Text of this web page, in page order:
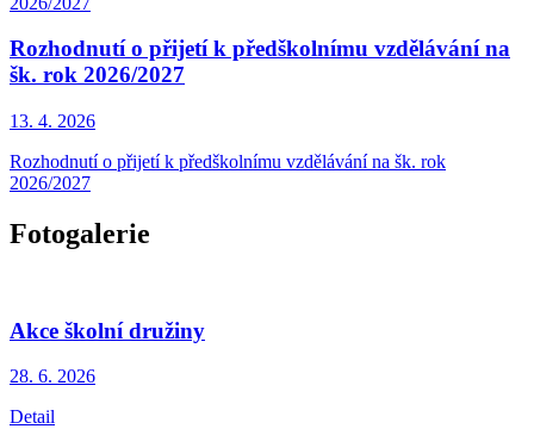
Rozhodnutí o přijetí k předškolnímu vzdělávání na
šk. rok 2026/2027
13. 4. 2026
Rozhodnutí o přijetí k předškolnímu vzdělávání na šk. rok
2026/2027
Fotogalerie
Akce školní družiny
28. 6. 2026
Detail